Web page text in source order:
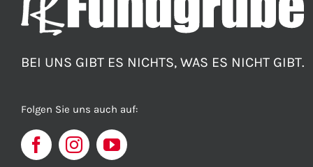
BEI UNS GIBT ES NICHTS, WAS ES NICHT GIBT.
Folgen Sie uns auch auf: